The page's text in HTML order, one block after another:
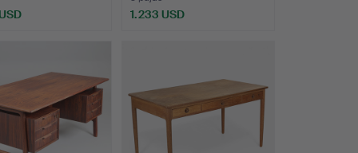
1.233 USD